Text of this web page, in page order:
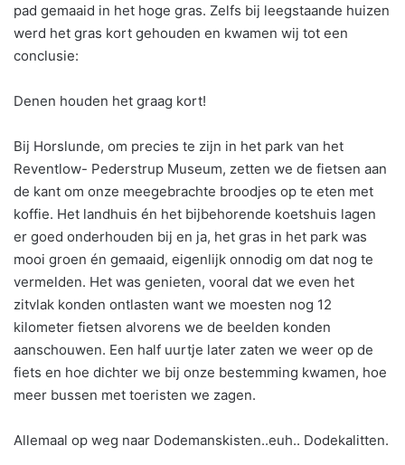
pad gemaaid in het hoge gras. Zelfs bij leegstaande huizen
werd het gras kort gehouden en kwamen wij tot een
conclusie:
Denen houden het graag kort!
Bij Horslunde, om precies te zijn in het park van het
Reventlow- Pederstrup Museum, zetten we de fietsen aan
de kant om onze meegebrachte broodjes op te eten met
koffie. Het landhuis én het bijbehorende koetshuis lagen
er goed onderhouden bij en ja, het gras in het park was
mooi groen én gemaaid, eigenlijk onnodig om dat nog te
vermelden. Het was genieten, vooral dat we even het
zitvlak konden ontlasten want we moesten nog 12
kilometer fietsen alvorens we de beelden konden
aanschouwen. Een half uurtje later zaten we weer op de
fiets en hoe dichter we bij onze bestemming kwamen, hoe
meer bussen met toeristen we zagen.
Allemaal op weg naar Dodemanskisten..euh.. Dodekalitten.